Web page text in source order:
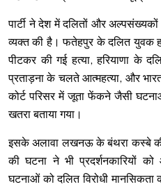
पार्टी ने देश में दलितों और
व्यक्त की है। फतेहपुर के दलित युवक
पीटकर की गई हत्या, हरियाणा के
प्रताड़ना के चलते आत्महत्या, और
कोर्ट परिसर में जूता फेंकने जैसी
खतरा बताया गया।
इसके अलावा लखनऊ के बंथरा कस्बे
की घटना ने भी प्रदर्शनकारियों
घटनाओं को दलित विरोधी